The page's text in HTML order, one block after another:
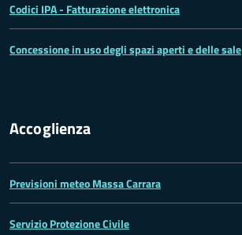
Codici IPA - Fatturazione elettronica
Concessione in uso degli spazi aperti e delle sale
Accoglienza
Previsioni meteo Massa Carrara
Servizio Protezione Civile